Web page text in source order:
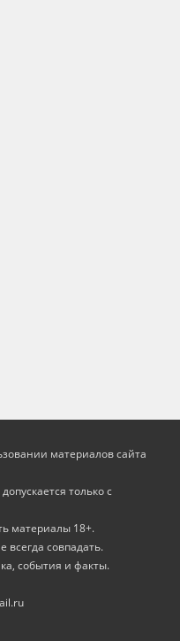
материалов сайта
только с
материалы 18+.
всегда совпадать.
события и факты.